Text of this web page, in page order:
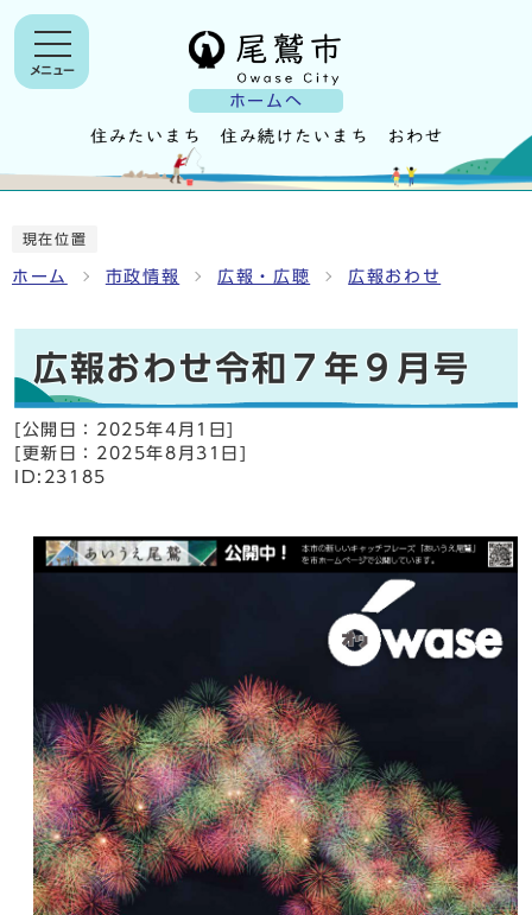
ホームへ
メニュー
現在位置
ホーム 市政情報 広報・広聴 広報おわせ
広報おわせ令和７年９月号
[公開日： 2025年4月1日
[更新日： 2025年8月31日
ID:23185